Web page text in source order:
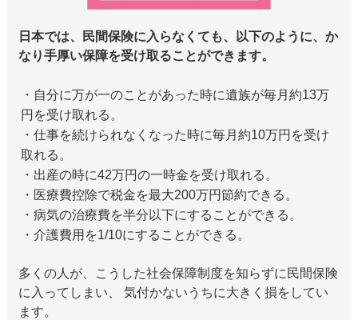
日本では、民間保険に入らなくても、以下のように、か
なり手厚い保障を受け取ることができます。
・自分に万が一のことがあった時に遺族が毎月約13万
円を受け取れる。
・仕事を続けられなくなった時に毎月約10万円を受け
取れる。
・出産の時に42万円の一時金を受け取れる。
・医療費控除で税金を最大200万円節約できる。
・病気の治療費を半分以下にすることができる。
・介護費用を1/10にすることができる。
多くの人が、こうした社会保障制度を知らずに民間保険
に入ってしまい、 気付かないうちに大きく損をしてい
ます。